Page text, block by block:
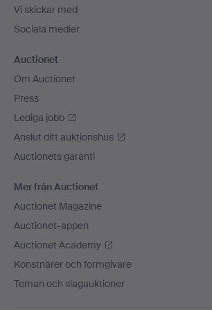
Vi skickar med
Sociala medier
Auctionet
Om Auctionet
Press
Lediga jobb
Anslut ditt auktionshus
Auctionets garanti
Mer från Auctionet
Auctionet Magazine
Auctionet-appen
Auctionet Academy
Konstnärer och formgivare
Teman och slagauktioner